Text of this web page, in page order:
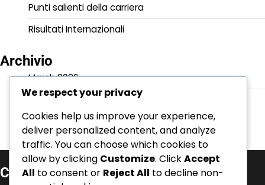
Punti salienti della carriera
Risultati Internazionali
Archivio
March 2026
February 2026
Categorie
We respect your privacy
Cookies help us improve your experience,
deliver personalized content, and analyze
traffic. You can choose which cookies to
allow by clicking Customize. ClickAccept
All to consent or Reject All to decline non-